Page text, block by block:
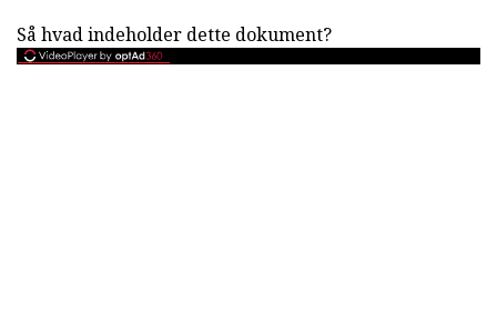
Så hvad indeholder dette dokument?